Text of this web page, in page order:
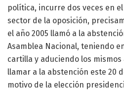
política, incurre dos veces en
sector de la oposición,
el año 2005 llamó a la
Asamblea Nacional, teniendo
cartilla y aduciendo los
llamar a la abstención este 20
motivo de la elección